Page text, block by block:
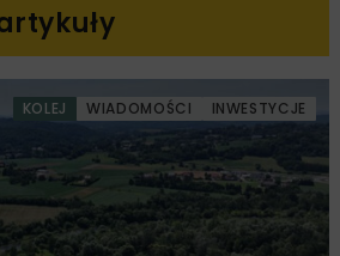
KOLEJ WIADOMOŚCI INWESTYCJE